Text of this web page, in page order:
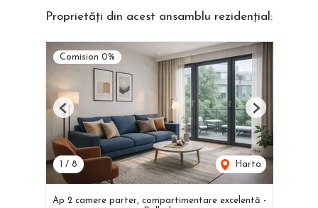
Proprietăți din acest ansamblu rezidențial:
Comision 0%
/ 8 Harta
Previous Next
Ap 2 camere parter, compartimentare excelentă -